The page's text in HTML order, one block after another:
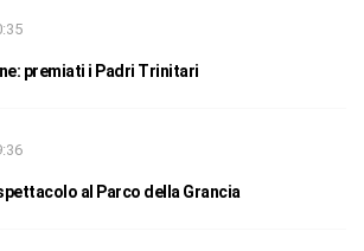
premiati i Padri Trinitari
al Parco della Grancia